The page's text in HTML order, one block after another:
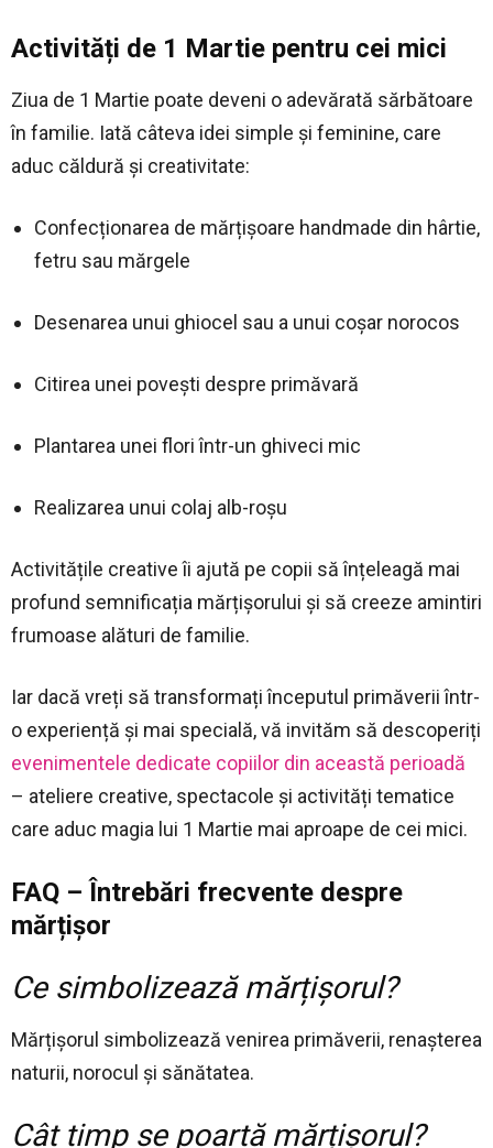
Activități de 1 Martie pentru cei mici
Ziua de 1 Martie poate deveni o adevărată sărbătoare
în familie. Iată câteva idei simple și feminine, care
aduc căldură și creativitate:
Confecționarea de mărțișoare handmade din hârtie,
fetru sau mărgele
Desenarea unui ghiocel sau a unui coșar norocos
Citirea unei povești despre primăvară
Plantarea unei flori într-un ghiveci mic
Realizarea unui colaj alb-roșu
Activitățile creative îi ajută pe copii să înțeleagă mai
profund semnificația mărțișorului și să creeze amintiri
frumoase alături de familie.
Iar dacă vreți să transformați începutul primăverii într-
o experiență și mai specială, vă invităm să descoperiți
evenimentele dedicate copiilor din această perioadă
– ateliere creative, spectacole și activități tematice
care aduc magia lui 1 Martie mai aproape de cei mici.
FAQ – Întrebări frecvente despre
mărțișor
Ce simbolizează mărțișorul?
Mărțișorul simbolizează venirea primăverii, renașterea
naturii, norocul și sănătatea.
Cât timp se poartă mărțișorul?